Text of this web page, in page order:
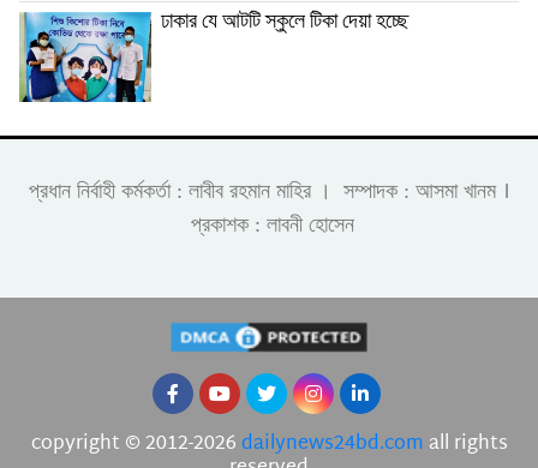
ঢাকার যে আটটি স্কুলে টিকা দেয়া হচ্ছে
প্রধান নির্বাহী কর্মকর্তা : লাবীব রহমান মাহির । সম্পাদক : আসমা খানম ।
প্রকাশক : লাবনী হোসেন
copyright © 2012-2026dailynews24bd.com all rights